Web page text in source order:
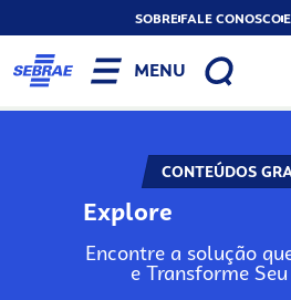
SOBREFALE CONOSCO
MENU
CONTEÚDOS
Explore
Encontre a solução
e Transforme